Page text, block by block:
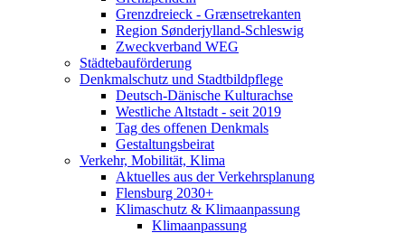
Grenzdreieck - Grænsetrekanten
Region Sønderjylland-Schleswig
Zweckverband WEG
Städtebauförderung
Denkmalschutz und Stadtbildpflege
Deutsch-Dänische Kulturachse
Westliche Altstadt - seit 2019
Tag des offenen Denkmals
Gestaltungsbeirat
Verkehr, Mobilität, Klima
Aktuelles aus der Verkehrsplanung
Flensburg 2030+
Klimaschutz & Klimaanpassung
Klimaanpassung